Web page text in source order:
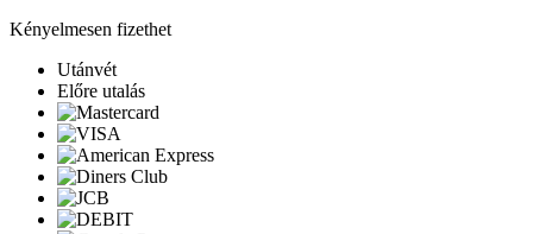
Kényelmesen fizethet
Utánvét
Előre utalás